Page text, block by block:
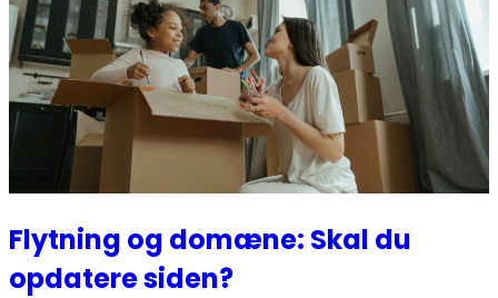
Flytning og domæne: Skal du
opdatere siden?